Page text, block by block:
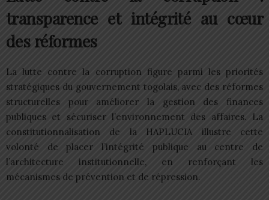
transparence et intégrité au cœur
des réformes
La lutte contre la corruption figure parmi les priorités
stratégiques du gouvernement togolais, avec des réformes
structurelles pour améliorer la gestion des finances
publiques et sécuriser l’environnement des affaires. La
constitutionnalisation de la HAPLUCIA illustre cette
volonté de placer l’intégrité publique au centre de
l’architecture institutionnelle, en renforçant les
mécanismes de prévention et de répression.​